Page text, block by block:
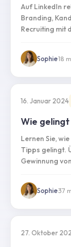
Auf LinkedIn
Branding,
Recruiting mit
Sophie·18
16. Januar 2024
Wie
Lernen Sie,
Tipps gelingt.
Gewinnung
Sophie·37
27. Oktober